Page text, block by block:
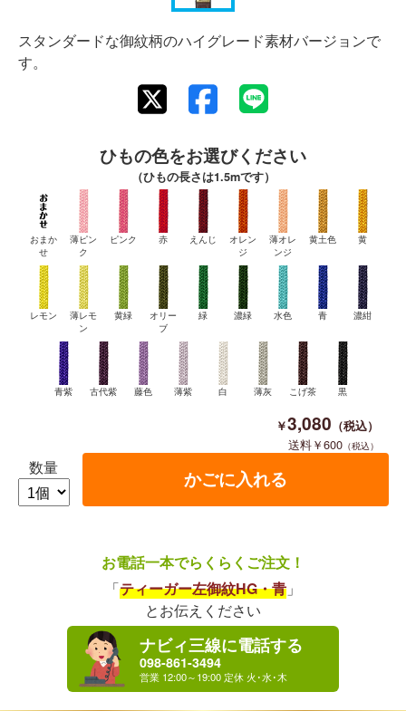
スタンダードな御紋柄のハイグレード素材バージョンで
す。
ひもの色をお選びください
（ひもの長さは1.5mです）
おまか
せ
薄ピン
ク
ピンク 赤 えんじ
オレン
ジ
薄オレ
ンジ
黄土色 黄
レモン
薄レモ
ン
黄緑
オリー
ブ
緑 濃緑 水色 青 濃紺
青紫 古代紫 藤色 薄紫 白 薄灰 こげ茶 黒
3,080
600
数量
お電話一本でらくらくご注文！
「ティーガー左御紋HG・青 」
とお伝えください
ナビィ三線に電話する
098-861-3494